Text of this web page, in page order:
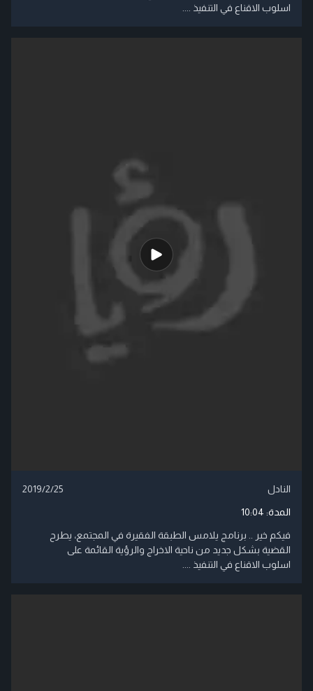
اسلوب الاقناع في التنفيذ ....
النادل 2019/2/25
المدة: 10:04
فيكم خير .. برنامج يلامس الطبقة الفقيرة في المجتمع، يطرح
القضية بشكل جديد من ناحية الاخراج والرؤية القائمة على
اسلوب الاقناع في التنفيذ ....